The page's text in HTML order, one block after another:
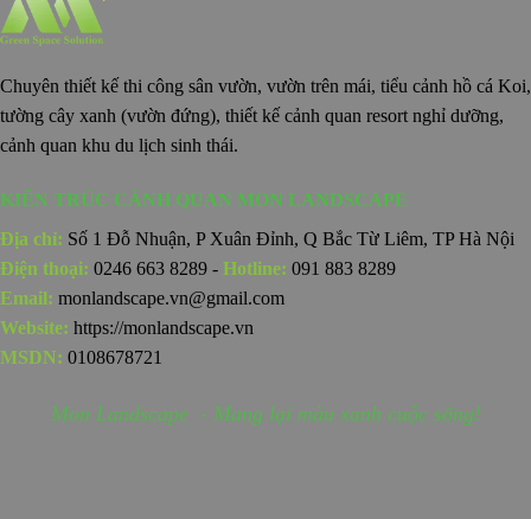
Chuyên thiết kế thi công sân vườn, vườn trên mái, tiểu cảnh hồ cá Koi,
tường cây xanh (vườn đứng), thiết kế cảnh quan resort nghỉ dưỡng,
cảnh quan khu du lịch sinh thái.
KIẾN TRÚC CẢNH QUAN MON LANDSCAPE
Địa chỉ: Số 1 Đỗ Nhuận, P Xuân Đỉnh, Q Bắc Từ Liêm, TP Hà Nội
Điện thoại: 0246 663 8289 - Hotline: 091 883 8289
Email: monlandscape.vn@gmail.com
Website: https://monlandscape.vn
MSDN: 0108678721
Mon Landscape - Mang lại màu xanh cuộc sống!